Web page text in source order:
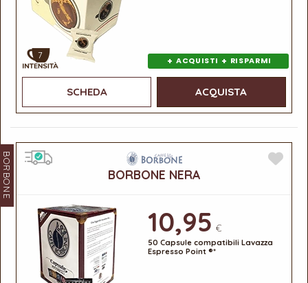
7 + ACQUISTI + RISPARMI
SCHEDA ACQUISTA
BORBONE BORBONE NERA
10,95 €
50 Capsule compatibili Lavazza
Espresso Point ®*